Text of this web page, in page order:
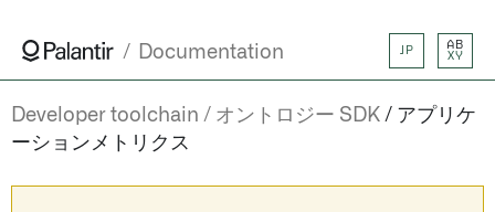
Documentation JP
AB
XY
Developer toolchain オントロジー SDK
アプリケ
ーションメトリクス